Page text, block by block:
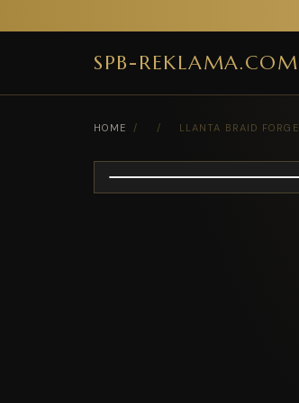
SPB-REKLAMA.COM
HOME / / LLANTA BRAID